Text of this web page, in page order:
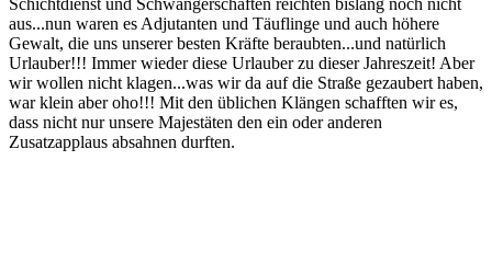
Schichtdienst und Schwangerschaften reichten bislang noch nicht
aus...nun waren es Adjutanten und Täuflinge und auch höhere
Gewalt, die uns unserer besten Kräfte beraubten...und natürlich
Urlauber!!! Immer wieder diese Urlauber zu dieser Jahreszeit! Aber
wir wollen nicht klagen...was wir da auf die Straße gezaubert haben,
war klein aber oho!!! Mit den üblichen Klängen schafften wir es,
dass nicht nur unsere Majestäten den ein oder anderen
Zusatzapplaus absahnen durften.